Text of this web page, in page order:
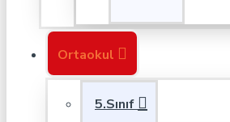
Ortaokul
5.Sınıf